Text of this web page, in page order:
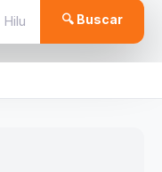
🔍 Buscar